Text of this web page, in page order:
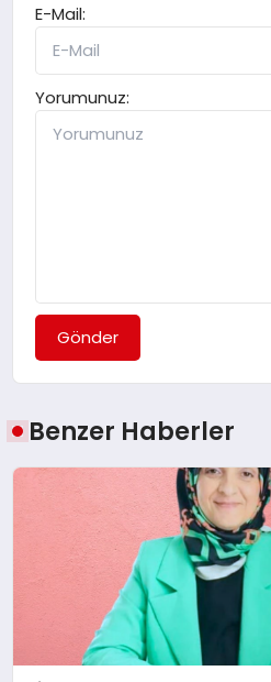
E-Mail:
Yorumunuz:
Gönder
Benzer Haberler